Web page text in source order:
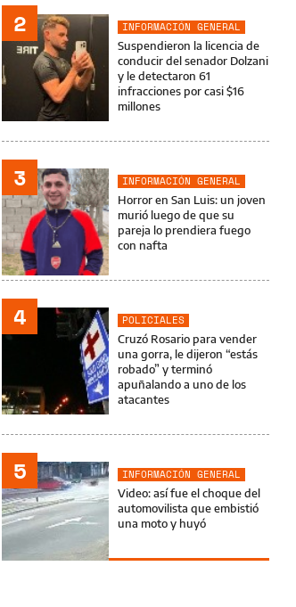
2
INFORMACIÓN GENERAL
Suspendieron la licencia de
conducir del senador Dolzani
y le detectaron 61
infracciones por casi $16
millones
3
INFORMACIÓN GENERAL
Horror en San Luis: un joven
murió luego de que su
pareja lo prendiera fuego
con nafta
4
POLICIALES
Cruzó Rosario para vender
una gorra, le dijeron “estás
robado” y terminó
apuñalando a uno de los
atacantes
5
INFORMACIÓN GENERAL
Video: así fue el choque del
automovilista que embistió
una moto y huyó